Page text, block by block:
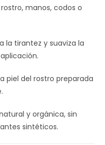
manos, codos o
la tirantez y suaviza la
piel del rostro preparada
y orgánica, sin
sintéticos.